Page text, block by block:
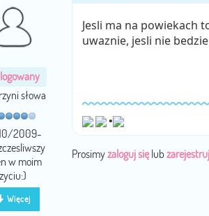
słowa
2009-
w moim
zyciu:)
Więcej
Jesli ma na powiekach
uwaznie, jesli nie
•
Prosimyzaloguj sięlub